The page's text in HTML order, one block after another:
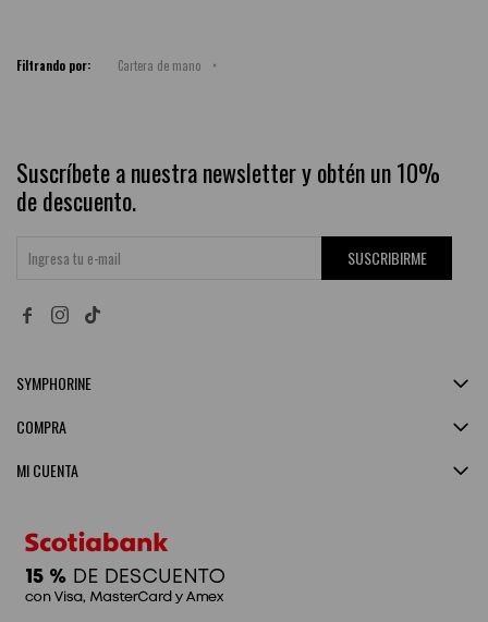
Filtrando por: Cartera de mano
Suscríbete a nuestra newsletter y obtén un 10%
de descuento.
SUSCRIBIRME
 
SYMPHORINE
MI CUENTA
COMPRA